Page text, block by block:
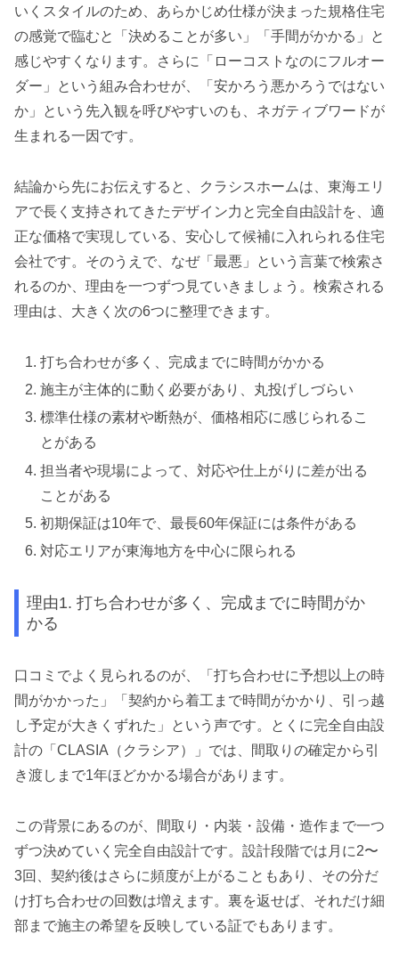
いくスタイルのため、あらかじめ仕様が決まった規格住宅
の感覚で臨むと「決めることが多い」「手間がかかる」と
感じやすくなります。さらに「ローコストなのにフルオー
ダー」という組み合わせが、「安かろう悪かろうではない
か」という先入観を呼びやすいのも、ネガティブワードが
生まれる一因です。
結論から先にお伝えすると、クラシスホームは、東海エリ
アで長く支持されてきたデザイン力と完全自由設計を、適
正な価格で実現している、安心して候補に入れられる住宅
会社です。そのうえで、なぜ「最悪」という言葉で検索さ
れるのか、理由を一つずつ見ていきましょう。検索される
理由は、大きく次の6つに整理できます。
打ち合わせが多く、完成までに時間がかかる
施主が主体的に動く必要があり、丸投げしづらい
標準仕様の素材や断熱が、価格相応に感じられるこ
とがある
担当者や現場によって、対応や仕上がりに差が出る
ことがある
初期保証は10年で、最長60年保証には条件がある
対応エリアが東海地方を中心に限られる
理由1. 打ち合わせが多く、完成までに時間がか
かる
口コミでよく見られるのが、「打ち合わせに予想以上の時
間がかかった」「契約から着工まで時間がかかり、引っ越
し予定が大きくずれた」という声です。とくに完全自由設
計の「CLASIA（クラシア）」では、間取りの確定から引
き渡しまで1年ほどかかる場合があります。
この背景にあるのが、間取り・内装・設備・造作まで一つ
ずつ決めていく完全自由設計です。設計段階では月に2〜
3回、契約後はさらに頻度が上がることもあり、その分だ
け打ち合わせの回数は増えます。裏を返せば、それだけ細
部まで施主の希望を反映している証でもあります。